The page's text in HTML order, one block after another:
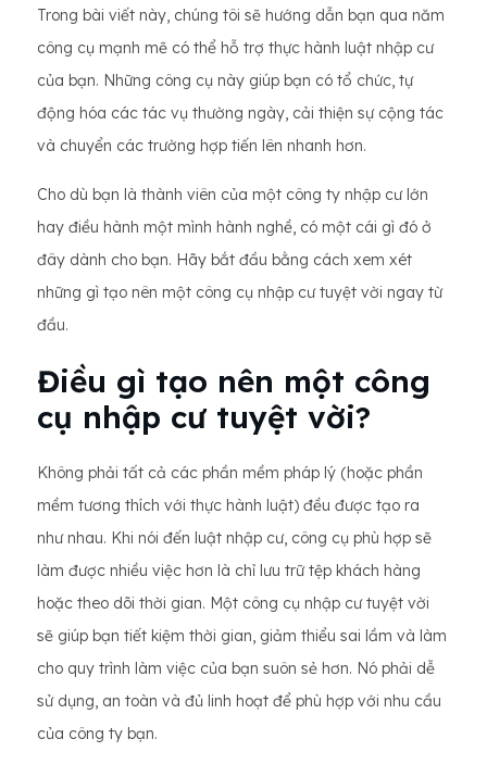
Trong bài viết này, chúng tôi sẽ hướng dẫn bạn qua năm
công cụ mạnh mẽ có thể hỗ trợ thực hành luật nhập cư
của bạn. Những công cụ này giúp bạn có tổ chức, tự
động hóa các tác vụ thường ngày, cải thiện sự cộng tác
và chuyển các trường hợp tiến lên nhanh hơn.
Cho dù bạn là thành viên của một công ty nhập cư lớn
hay điều hành một mình hành nghề, có một cái gì đó ở
đây dành cho bạn. Hãy bắt đầu bằng cách xem xét
những gì tạo nên một công cụ nhập cư tuyệt vời ngay từ
đầu.
Điều gì tạo nên một công
cụ nhập cư tuyệt vời?
Không phải tất cả các phần mềm pháp lý (hoặc phần
mềm tương thích với thực hành luật) đều được tạo ra
như nhau. Khi nói đến luật nhập cư, công cụ phù hợp sẽ
làm được nhiều việc hơn là chỉ lưu trữ tệp khách hàng
hoặc theo dõi thời gian. Một công cụ nhập cư tuyệt vời
sẽ giúp bạn tiết kiệm thời gian, giảm thiểu sai lầm và làm
cho quy trình làm việc của bạn suôn sẻ hơn. Nó phải dễ
sử dụng, an toàn và đủ linh hoạt để phù hợp với nhu cầu
của công ty bạn.